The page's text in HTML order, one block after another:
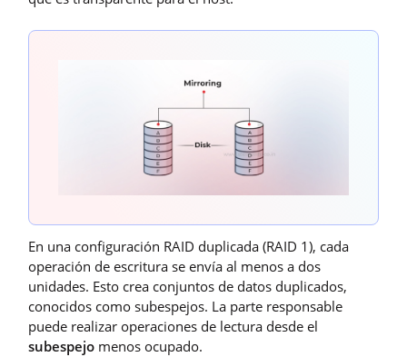
En una configuración RAID duplicada (RAID 1), cada
operación de escritura se envía al menos a dos
unidades. Esto crea conjuntos de datos duplicados,
conocidos como subespejos. La parte responsable
puede realizar operaciones de lectura desde el
subespejo menos ocupado.